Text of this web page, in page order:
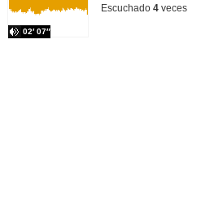
02′ 07″
Escuchado 4veces